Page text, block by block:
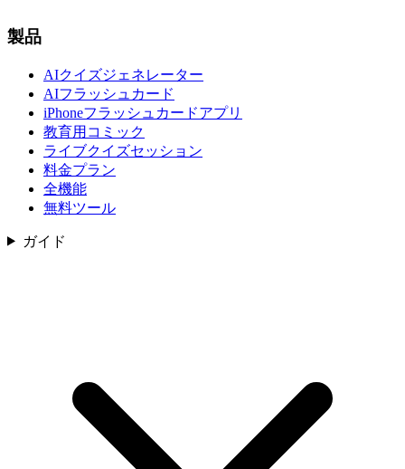
製品
AIクイズジェネレーター
AIフラッシュカード
iPhoneフラッシュカードアプリ
教育用コミック
ライブクイズセッション
料金プラン
全機能
無料ツール
ガイド